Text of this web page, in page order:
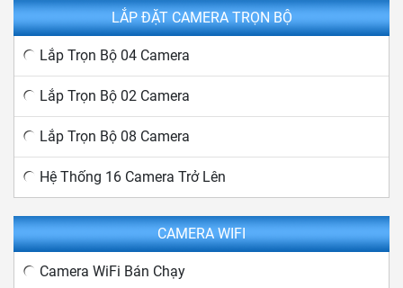
LẮP ĐẶT CAMERA TRỌN BỘ
Lắp Trọn Bộ 04 Camera
Lắp Trọn Bộ 02 Camera
Lắp Trọn Bộ 08 Camera
Hệ Thống 16 Camera Trở Lên
CAMERA WIFI
Camera WiFi Bán Chạy